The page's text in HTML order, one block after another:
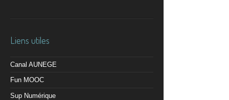
Liens utiles
Canal AUNEGE
Fun MOOC
Sup Numérique